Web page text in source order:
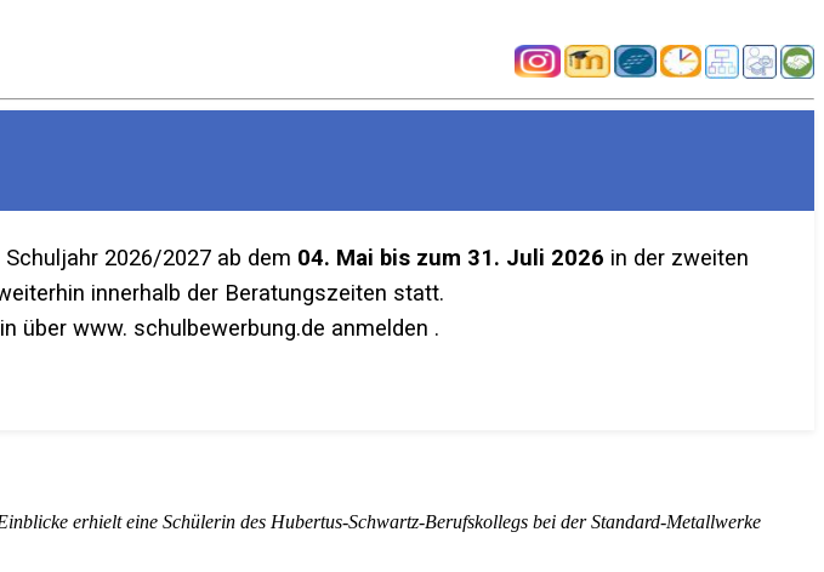
2026/2027 ab dem 04. Mai bis zum 31. Juli 2026 in der zweiten
innerhalb der Beratungszeiten statt.
über www. schulbewerbung.de anmelden .
erhielt eine Schülerin des Hubertus-Schwartz-Berufskollegs bei der Standard-Metallwerke